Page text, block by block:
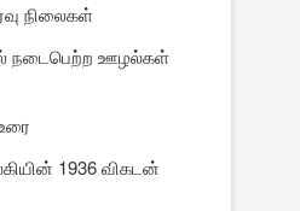
நிலைகள்
நடைபெற்ற ஊழல்கள்
1936 விகடன்